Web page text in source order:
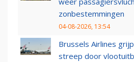
zonbestemmingen
04-08-2026, 13:54
Brussels Airlines
streep door